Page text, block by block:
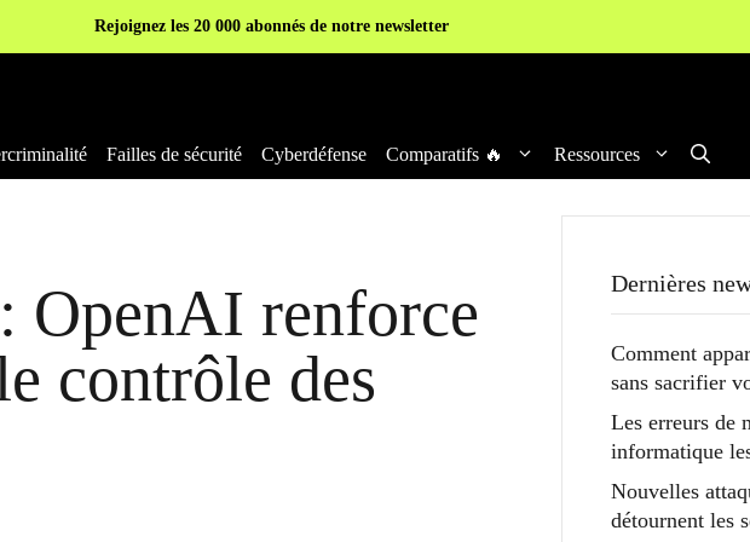
Rejoignez les 20 000 abonnés de notre newsletter
Failles de sécurité Cyberdéfense Comparatifs 🔥 Ressources
OpenAI renforce
contrôle des
Dernières
Comment
sans sacrifier
Les erreurs de
informatique
Nouvelles
détournent les